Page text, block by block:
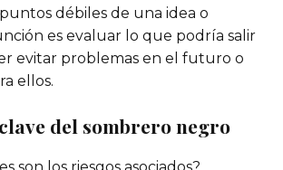
débiles de una idea o
es evaluar lo que podría salir
evitar problemas en el futuro o
ellos.
del sombrero negro